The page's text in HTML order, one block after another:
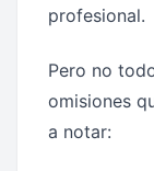
profesional.
Pero no
omisiones
a notar: